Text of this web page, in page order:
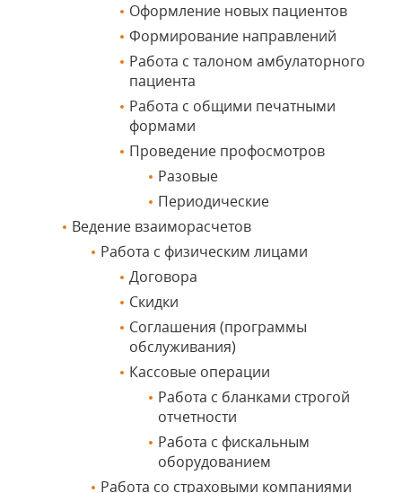
Оформление новых пациентов
Формирование направлений
Работа с талоном амбулаторного
пациента
Работа с общими печатными
формами
Проведение профосмотров
Разовые
Периодические
Ведение взаиморасчетов
Работа с физическим лицами
Договора
Скидки
Соглашения (программы
обслуживания)
Кассовые операции
Работа с бланками строгой
отчетности
Работа с фискальным
оборудованием
Работа со страховыми компаниями